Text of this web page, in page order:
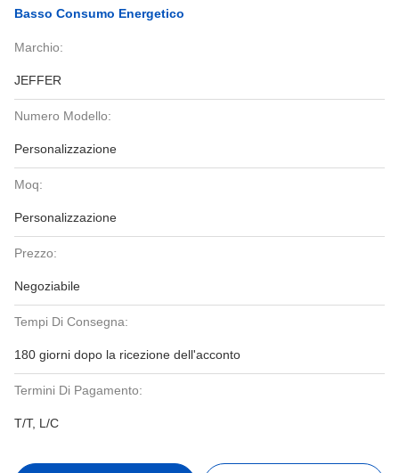
Basso Consumo Energetico
Marchio:
JEFFER
Numero Modello:
Personalizzazione
Moq:
Personalizzazione
Prezzo:
Negoziabile
Tempi Di Consegna:
180 giorni dopo la ricezione dell'acconto
Termini Di Pagamento:
T/T, L/C